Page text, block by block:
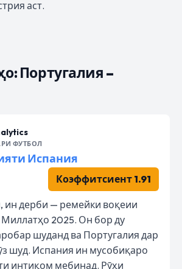
аст.
Португалия –
ФУТБОЛ
Испания
Коэффитсиент 1.91
ин дерби — ремейки воқеии
2025. Он бор ду
шуданд ва Португалия дар
шуд. Испания ин мусобиқаро
интиқом мебинад. Рӯҳи